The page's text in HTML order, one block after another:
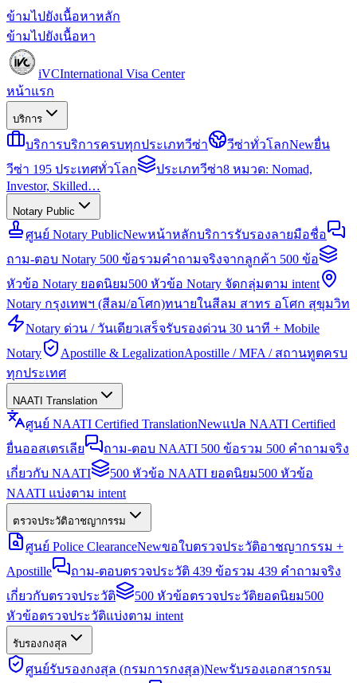
ข้ามไปยังเนื้อหาหลัก
ข้ามไปยังเนื้อหา
iVCInternational Visa Center
หน้าแรก
บริการ
บริการบริการครบทุกประเภทวีซ่า วีซ่าทั่วโลกNewยื่น
วีซ่า 195 ประเทศทั่วโลก
ประเภทวีซ่า8 หมวด: Nomad,
Investor, Skilled…
Notary Public
ศูนย์ Notary PublicNewหน้าหลักบริการรับรองลายมือชื่อ
ถาม-ตอบ Notary 500 ข้อรวมคำถามจริงจากลูกค้า 500 ข้อ
หัวข้อ Notary ยอดนิยม500 หัวข้อ Notary จัดกลุ่มตาม intent
Notary กรุงเทพฯ (สีลม/อโศก)ทนายในสีลม สาทร อโศก สุขุมวิท
Notary ด่วน / วันเดียวเสร็จรับรองด่วน 30 นาที + Mobile
Notary
Apostille & LegalizationApostille / MFA / สถานทูตครบ
ทุกประเทศ
NAATI Translation
ศูนย์ NAATI Certified TranslationNewแปล NAATI Certified
ยื่นออสเตรเลีย
ถาม-ตอบ NAATI 500 ข้อรวม 500 คำถามจริง
เกี่ยวกับ NAATI
500 หัวข้อ NAATI ยอดนิยม500 หัวข้อ
NAATI แบ่งตาม intent
ตรวจประวัติอาชญากรรม
ศูนย์ Police ClearanceNewขอใบตรวจประวัติอาชญากรรม +
Apostille
ถาม-ตอบตรวจประวัติ 439 ข้อรวม 439 คำถามจริง
เกี่ยวกับตรวจประวัติ
500 หัวข้อตรวจประวัติยอดนิยม500
หัวข้อตรวจประวัติแบ่งตาม intent
รับรองกงสุล
ศูนย์รับรองกงสุล (กรมการกงสุล)Newรับรองเอกสารกรม